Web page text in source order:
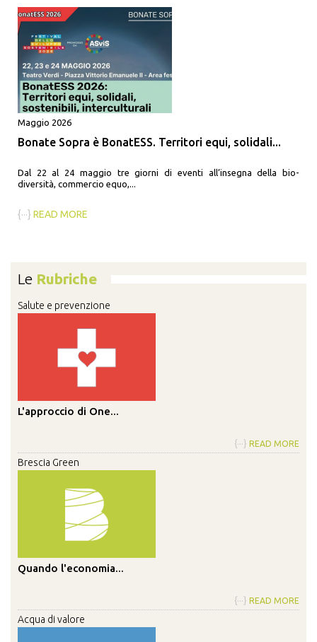
Maggio 2026
Bonate Sopra è BonatESS. Territori equi, solidali...
Dal 22 al 24 maggio tre giorni di eventi all’insegna della bio-
diversità, commercio equo,...
{···} READ MORE
Le Rubriche
Salute e prevenzione
L'approccio di One...
{···} READ MORE
Brescia Green
Quando l'economia...
{···} READ MORE
Acqua di valore